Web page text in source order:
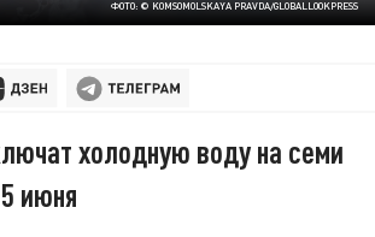
ФОТО: © KOMSOMOLSKAYA PRAVDA/GLOBALLOOKPRESS
холодную воду на семи
июня